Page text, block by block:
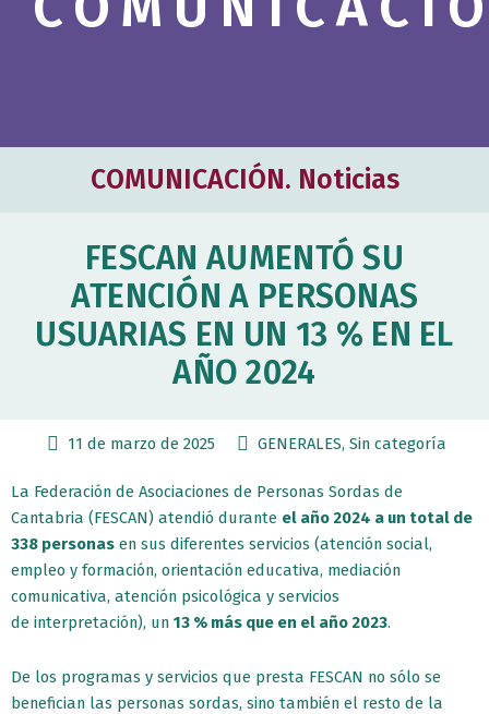
COMUNICACIÓN. Noticias
FESCAN AUMENTÓ SU
ATENCIÓN A PERSONAS
USUARIAS EN UN 13 % EN EL
AÑO 2024
11 de marzo de 2025 GENERALES, Sin categoría
La Federación de Asociaciones de Personas Sordas de
Cantabria (FESCAN) atendió durante el año 2024 a un total de
338 personas en sus diferentes servicios (atención social,
empleo y formación, orientación educativa, mediación
comunicativa, atención psicológica y servicios
de interpretación), un 13 % más que en el año 2023.
De los programas y servicios que presta FESCAN no sólo se
benefician las personas sordas, sino también el resto de la